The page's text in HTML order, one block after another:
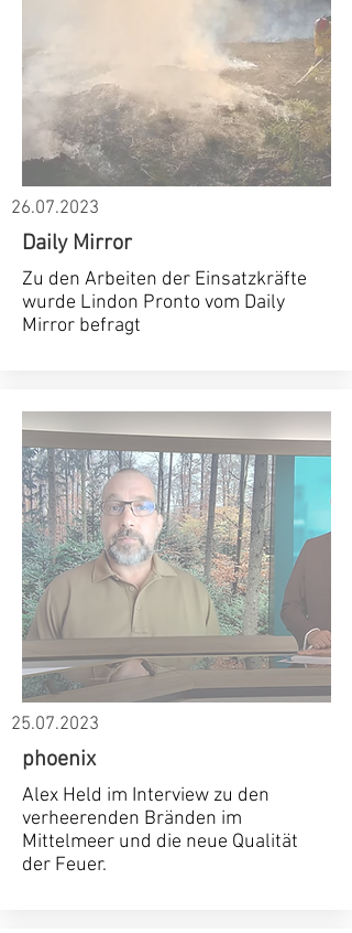
26.07.2023
Daily Mirror
Zu den Arbeiten der Einsatzkräfte
wurde Lindon Pronto vom Daily
Mirror befragt
25.07.2023
phoenix
Alex Held im Interview zu den
verheerenden Bränden im
Mittelmeer und die neue Qualität
der Feuer.